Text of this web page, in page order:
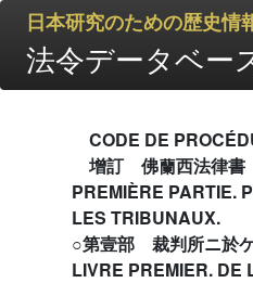
日本研究のための歴史情
法令データベー
CODE DE
增訂 佛蘭西法律
PREMIÈRE PARTIE.
LES TRIBUNAUX.
○第壹部 裁判所ニ於
LIVRE PREMIER. DE